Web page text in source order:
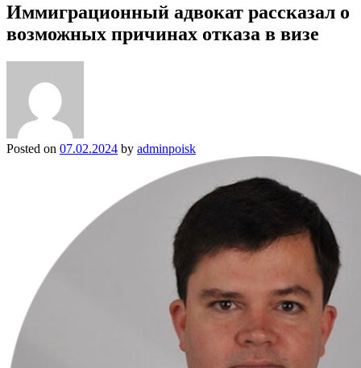
Иммиграционный адвокат рассказал о
возможных причинах отказа в визе
Posted on 07.02.2024 by adminpoisk